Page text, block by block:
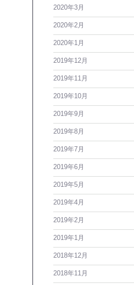
2020年3月
2020年2月
2020年1月
2019年12月
2019年11月
2019年10月
2019年9月
2019年8月
2019年7月
2019年6月
2019年5月
2019年4月
2019年2月
2019年1月
2018年12月
2018年11月